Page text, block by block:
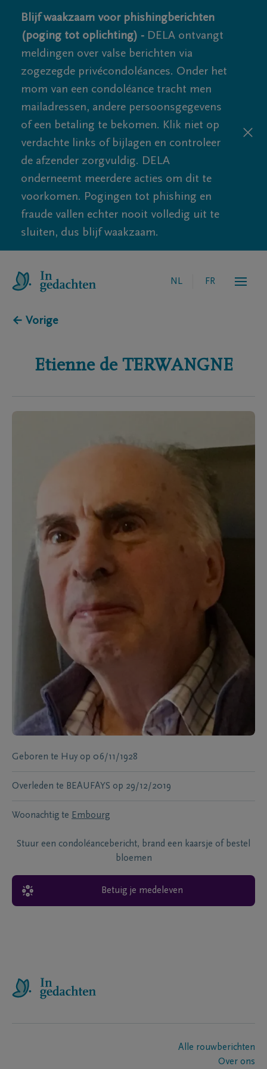
Blijf waakzaam voor phishingberichten
(poging tot oplichting) - DELA ontvangt
meldingen over valse berichten via
zogezegde privécondoléances. Onder het
mom van een condoléance tracht men
mailadressen, andere persoonsgegevens
of een betaling te bekomen. Klik niet op
verdachte links of bijlagen en controleer
de afzender zorgvuldig. DELA
onderneemt meerdere acties om dit te
voorkomen. Pogingen tot phishing en
fraude vallen echter nooit volledig uit te
sluiten, dus blijf waakzaam.
NL FR
← Vorige
Etienne de TERWANGNE
Geboren te Huy op 06/11/1928
Overleden te BEAUFAYS op 29/12/2019
Woonachtig te Embourg
Stuur een condoléancebericht, brand een kaarsje of bestel
bloemen
Betuig je medeleven
Alle rouwberichten
Over ons